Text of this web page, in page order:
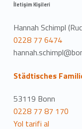
İletişim Kişileri
Hannah Schimpl
0228 77 6474
Städtisches
53119 Bonn
0228 77 87 170
Yol tarifi al